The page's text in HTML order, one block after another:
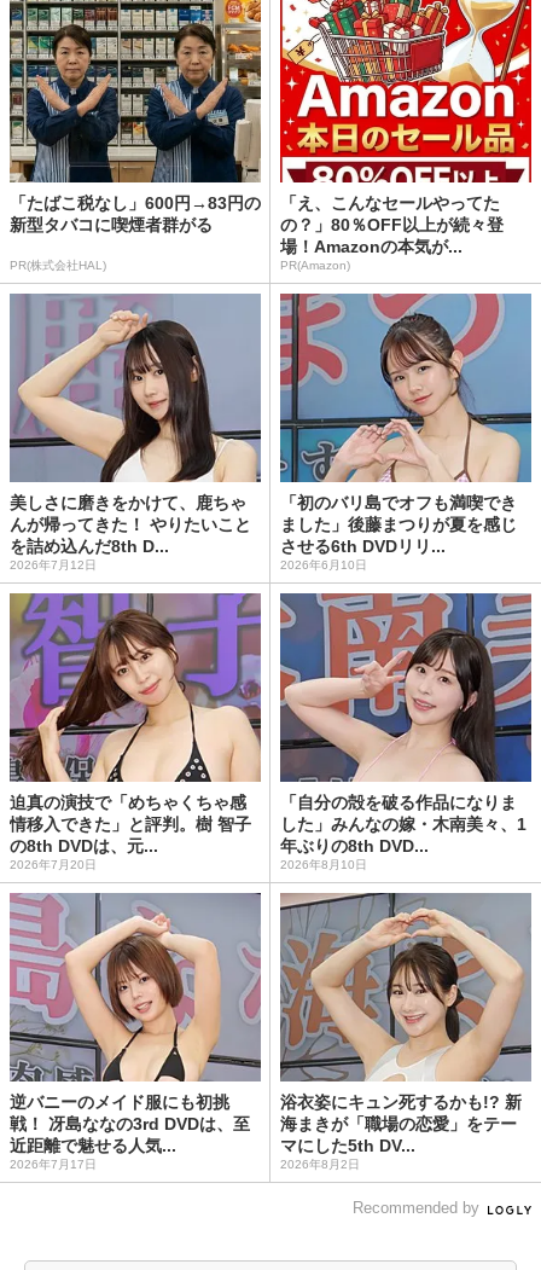
「たばこ税なし」600円→83円の
新型タバコに喫煙者群がる
PR(株式会社HAL)
「え、こんなセールやってた
の？」80％OFF以上が続々登
場！Amazonの本気が...
PR(Amazon)
美しさに磨きをかけて、鹿ちゃ
んが帰ってきた！ やりたいこと
を詰め込んだ8th D...
2026年7月12日
「初のバリ島でオフも満喫でき
ました」後藤まつりが夏を感じ
させる6th DVDリリ...
2026年6月10日
迫真の演技で「めちゃくちゃ感
情移入できた」と評判。樹 智子
の8th DVDは、元...
2026年7月20日
「自分の殻を破る作品になりま
した」みんなの嫁・木南美々、1
年ぶりの8th DVD...
2026年8月10日
逆バニーのメイド服にも初挑
戦！ 冴島ななの3rd DVDは、至
近距離で魅せる人気...
2026年7月17日
浴衣姿にキュン死するかも!? 新
海まきが「職場の恋愛」をテー
マにした5th DV...
2026年8月2日
Recommended by